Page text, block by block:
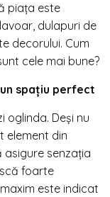
piața este
dulapuri de
decorului. Cum
cele mai bune?
spațiu perfect
oglinda. Deși nu
element din
senzația
foarte
este indicat